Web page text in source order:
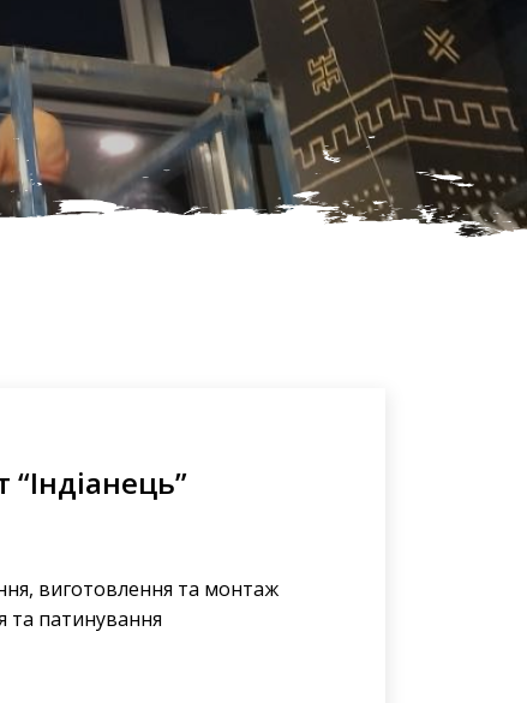
“Індіанець”
виготовлення та монтаж
та патинування